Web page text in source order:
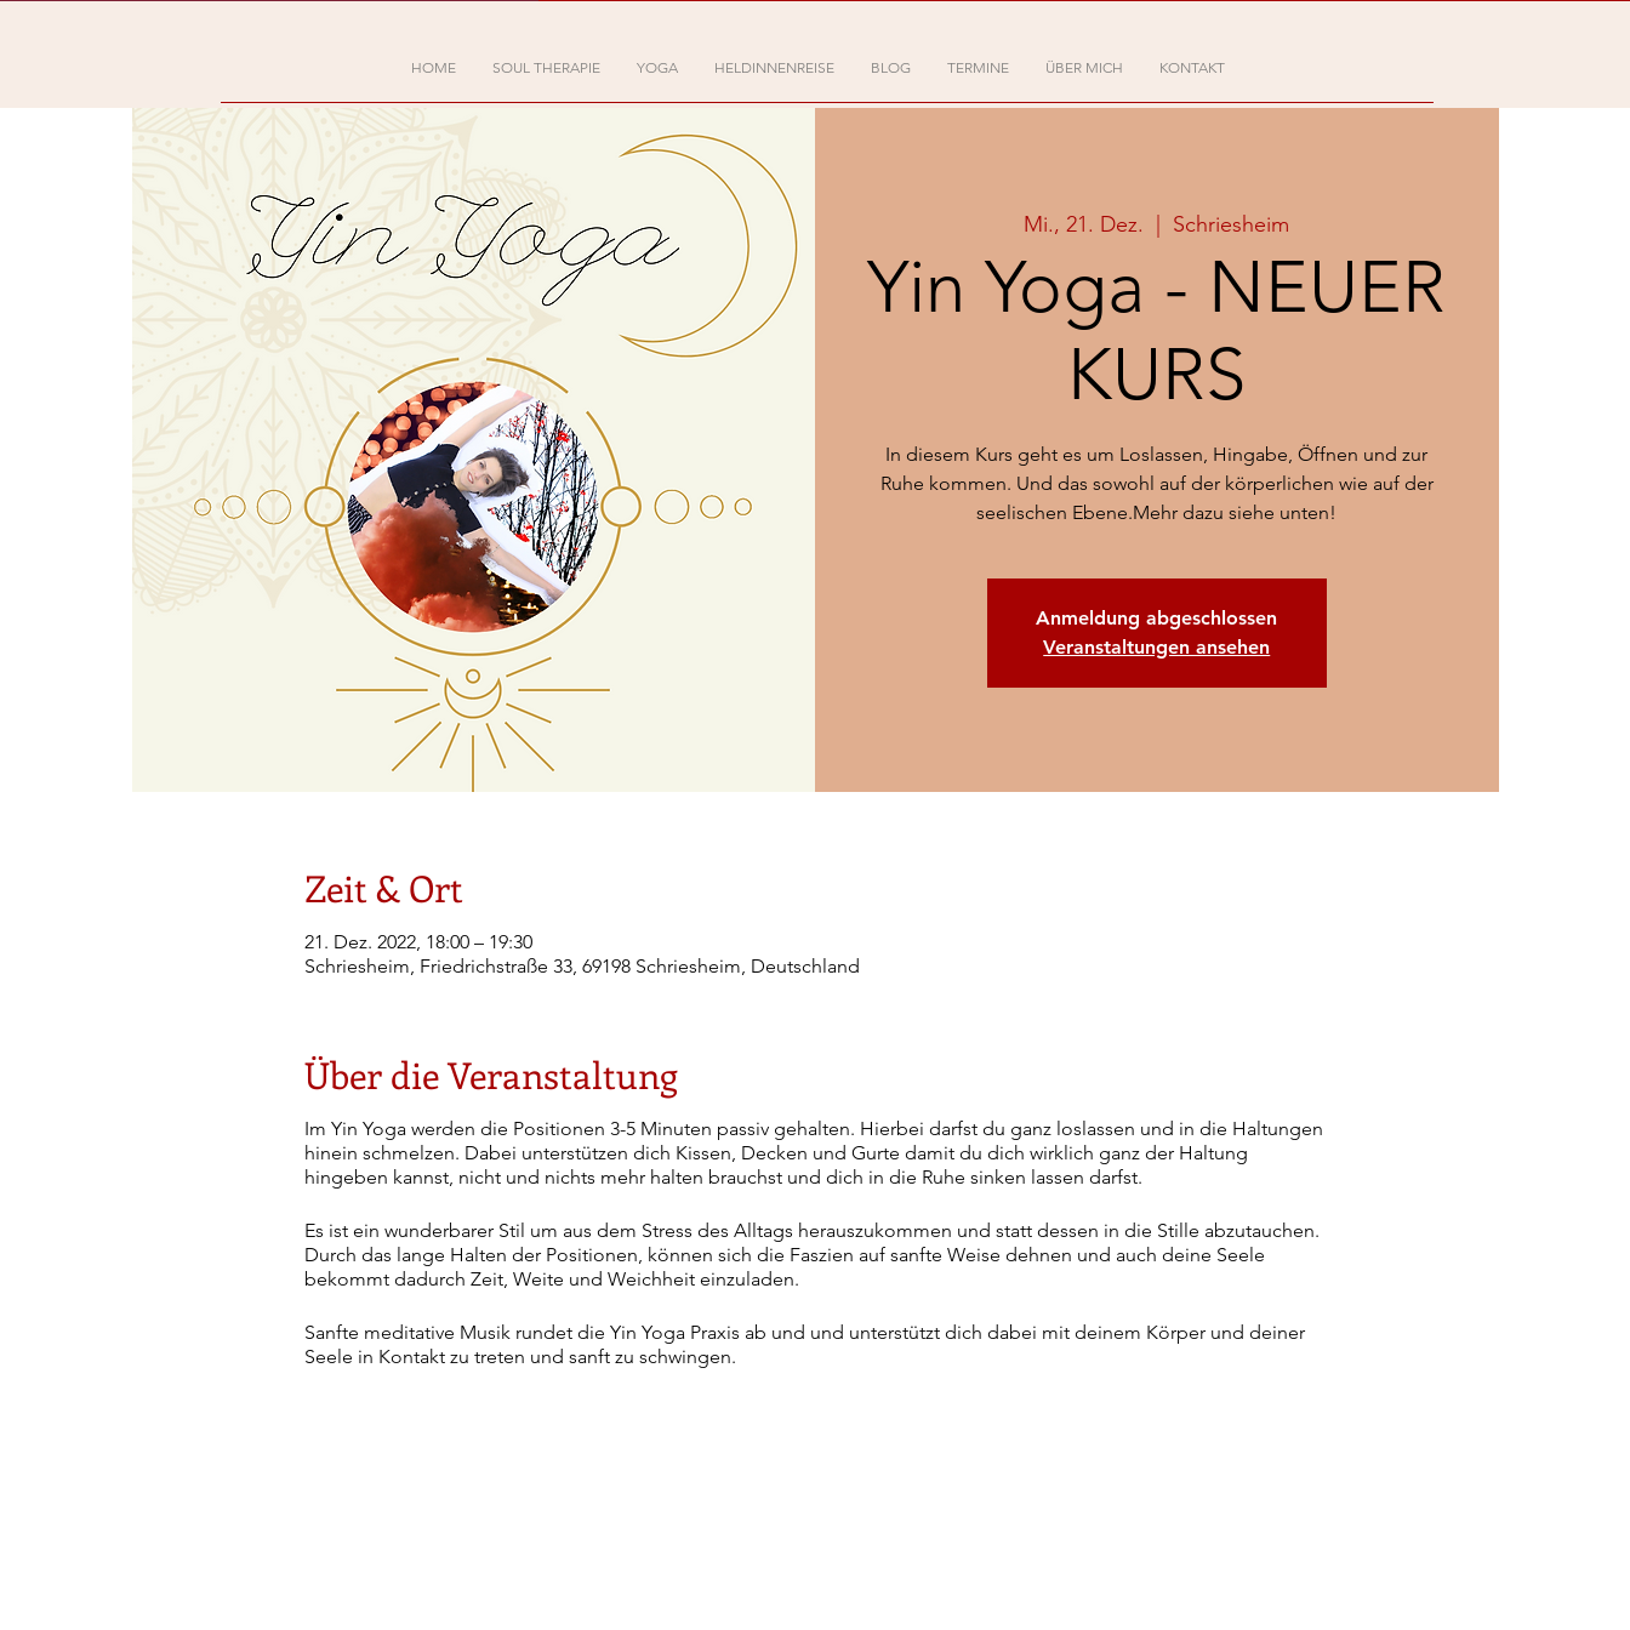
HOME SOUL THERAPIE YOGA HELDINNENREISE BLOG TERMINE ÜBER MICH KONTAKT
Mi., 21. Dez. Schriesheim
Yin Yoga - NEUER
KURS
In diesem Kurs geht es um Loslassen, Hingabe, Öffnen und zur
Ruhe kommen. Und das sowohl auf der körperlichen wie auf der
seelischen Ebene.Mehr dazu siehe unten!
Anmeldung abgeschlossen
Veranstaltungen ansehen
Zeit & Ort
21. Dez. 2022, 18:00 – 19:30
Schriesheim, Friedrichstraße 33, 69198 Schriesheim, Deutschland
Über die Veranstaltung
Im Yin Yoga werden die Positionen 3-5 Minuten passiv gehalten. Hierbei darfst du ganz loslassen und in die Haltungen
hinein schmelzen. Dabei unterstützen dich Kissen, Decken und Gurte damit du dich wirklich ganz der Haltung
hingeben kannst, nicht und nichts mehr halten brauchst und dich in die Ruhe sinken lassen darfst.
Es ist ein wunderbarer Stil um aus dem Stress des Alltags herauszukommen und statt dessen in die Stille abzutauchen.
Durch das lange Halten der Positionen, können sich die Faszien auf sanfte Weise dehnen und auch deine Seele
bekommt dadurch Zeit, Weite und Weichheit einzuladen.
Sanfte meditative Musik rundet die Yin Yoga Praxis ab und und unterstützt dich dabei mit deinem Körper und deiner
Seele in Kontakt zu treten und sanft zu schwingen.